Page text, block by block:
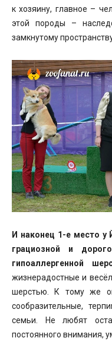
к хозяину, главное –
этой породы –
замкнутому
И наконец 1-е место у
грациозной и
гипоаллергенной
жизнерадостные и
шерстью. К тому же
сообразительные,
семьи. Не любят
постоянного внимания,